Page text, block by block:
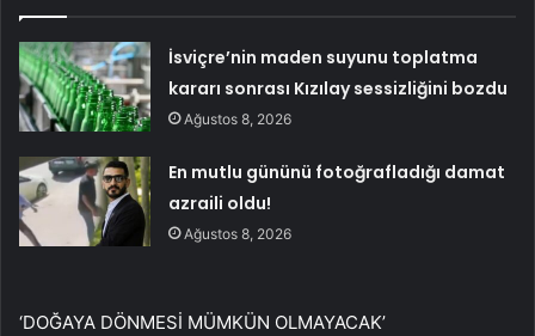
İsviçre’nin maden suyunu toplatma
kararı sonrası Kızılay sessizliğini bozdu
Ağustos 8, 2026
En mutlu gününü fotoğrafladığı damat
azraili oldu!
Ağustos 8, 2026
‘DOĞAYA DÖNMESİ MÜMKÜN OLMAYACAK’